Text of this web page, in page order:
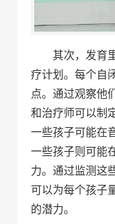
其次，发育
疗计划。每个自
点。通过观察他
和治疗师可以制
一些孩子可能在
一些孩子则可能
力。通过监测这
可以为每个孩子
的潜力。